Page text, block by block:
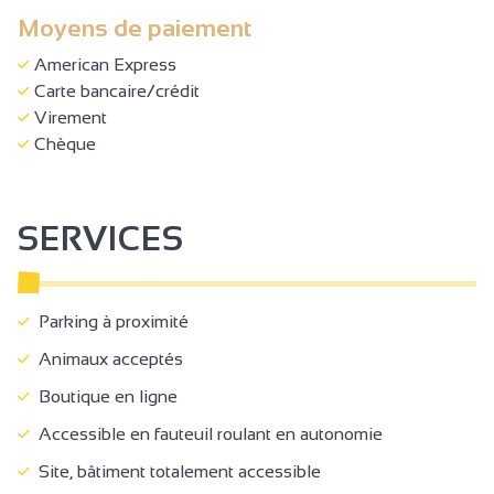
Moyens de paiement
American Express
Carte bancaire/crédit
Virement
Chèque
SERVICES
Parking à proximité
Animaux acceptés
Boutique en ligne
Accessible en fauteuil roulant en autonomie
Site, bâtiment totalement accessible